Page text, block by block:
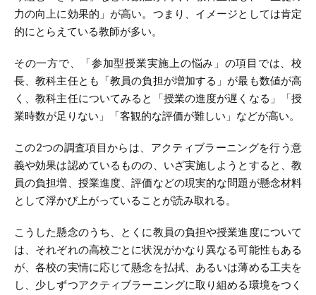
力の向上に効果的」が高い。つまり、イメージとしては肯定
的にとらえている教師が多い。
その一方で、「参加型授業実施上の悩み」の項目では、校
長、教科主任とも「教員の負担が増加する」が最も数値が高
く、教科主任についてみると「授業の進度が遅くなる」「授
業時数が足りない」「客観的な評価が難しい」などが高い。
この2つの調査項目からは、アクティブラーニングを行う意
義や効果は認めているものの、いざ実施しようとすると、教
員の負担増、授業進度、評価などの現実的な問題が懸念材料
として浮かび上がっていることが読み取れる。
こうした懸念のうち、とくに教員の負担や授業進度について
は、それぞれの高校ごとに状況がかなり異なる可能性もある
が、各校の実情に応じて懸念を払拭、あるいは薄める工夫を
し、少しずつアクティブラーニングに取り組める環境をつく